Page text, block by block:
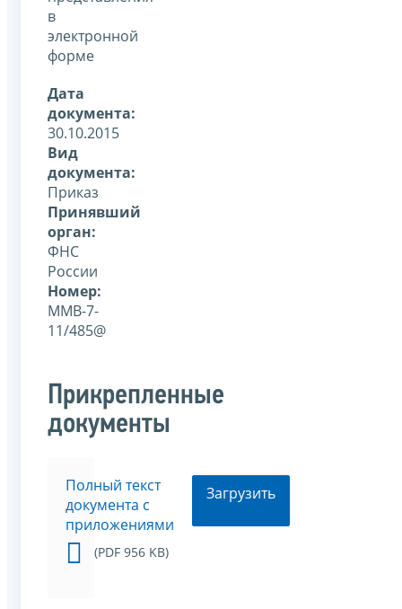
в
электронной
форме
Дата
документа:
30.10.2015
Вид
документа:
Приказ
Принявший
орган:
ФНС
России
Номер:
ММВ-7-
11/485@
Прикрепленные
документы
Полный текст
документа с
приложениями
(PDF 956 KB)
Загрузить